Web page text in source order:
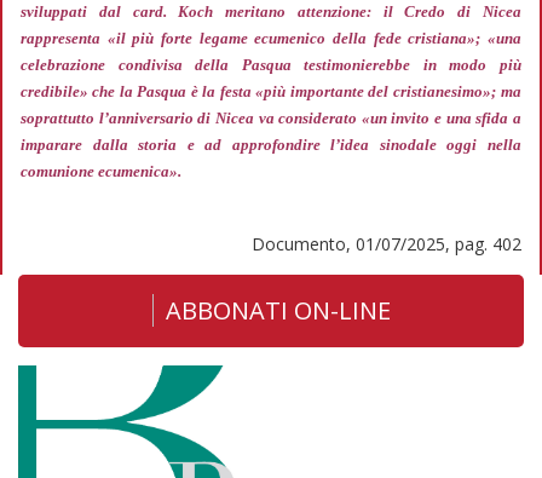
sviluppati dal card. Koch meritano attenzione: il Credo di Nicea
rappresenta «il più forte legame ecumenico della fede cristiana»; «una
celebrazione condivisa della Pasqua testimonierebbe in modo più
credibile»che la Pasqua è la festa«più importante del cristianesimo»; ma
soprattutto l’anniversario di Nicea va considerato «un invito e una sfida a
imparare dalla storia e ad approfondire l’idea sinodale oggi nella
comunione ecumenica».
Documento, 01/07/2025, pag. 402
ABBONATI ON-LINE